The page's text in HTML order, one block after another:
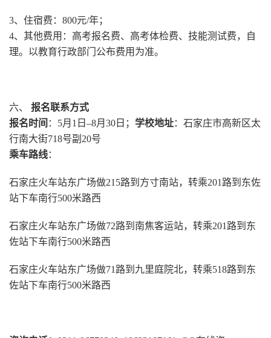
3、住宿费：800元/年；
4、其他费用：高考报名费、高考体检费、技能测试费，自
理。以教育行政部门公布费用为准。
六、 报名联系方式
报名时间 ：5月1日–8月30日； 学校地址：石家庄市高新区太
行南大街718号副20号
乘车路线：
石家庄火车站东广场做215路到方寸南站，转乘201路到东佐
站下车南行500米路西
石家庄火车站东广场做72路到南焦客运站，转乘201路到东
佐站下车南行500米路西
石家庄火车站东广场做71路到九里庭院北，转乘518路到东
佐站下车南行500米路西